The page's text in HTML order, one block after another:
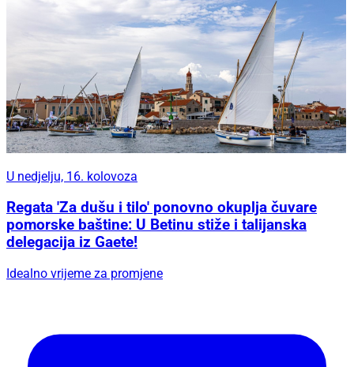
U nedjelju, 16. kolovoza
Regata 'Za dušu i tilo' ponovno okuplja čuvare
pomorske baštine: U Betinu stiže i talijanska
delegacija iz Gaete!
Idealno vrijeme za promjene